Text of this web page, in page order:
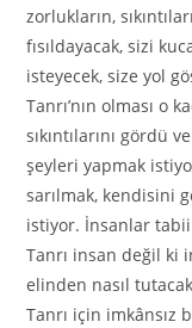
zorlukların,
fısıldayacak, sizi
isteyecek, size yol
Tanrı’nın olması o
sıkıntılarını gördü
şeyleri yapmak
sarılmak, kendisini
istiyor. İnsanlar tabii
Tanrı insan değil ki
elinden nasıl
Tanrı için imkânsız